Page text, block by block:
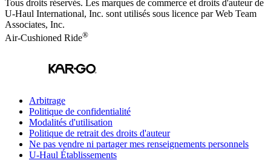
Tous droits réservés. Les marques de commerce et droits d'auteur de
U-Haul International, Inc. sont utilisés sous licence par Web Team
Associates, Inc.
Air-Cushioned Ride®
Arbitrage
Politique de confidentialité
Modalités d'utilisation
Politique de retrait des droits d'auteur
Ne pas vendre ni partager mes renseignements personnels
U-Haul Établissements